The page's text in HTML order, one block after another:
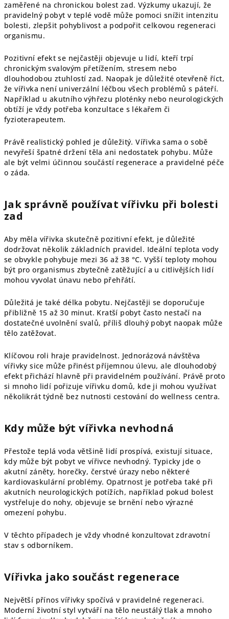
zaměřené na chronickou bolest zad. Výzkumy ukazují, že
pravidelný pobyt v teplé vodě může pomoci snížit intenzitu
bolesti, zlepšit pohyblivost a podpořit celkovou regeneraci
organismu.
Pozitivní efekt se nejčastěji objevuje u lidí, kteří trpí
chronickým svalovým přetížením, stresem nebo
dlouhodobou ztuhlostí zad. Naopak je důležité otevřeně říct,
že vířivka není univerzální léčbou všech problémů s páteří.
Například u akutního výhřezu ploténky nebo neurologických
obtíží je vždy potřeba konzultace s lékařem či
fyzioterapeutem.
Právě realistický pohled je důležitý. Vířivka sama o sobě
nevyřeší špatné držení těla ani nedostatek pohybu. Může
ale být velmi účinnou součástí regenerace a pravidelné péče
o záda.
Jak správně používat vířivku při bolesti
zad
Aby měla vířivka skutečně pozitivní efekt, je důležité
dodržovat několik základních pravidel. Ideální teplota vody
se obvykle pohybuje mezi 36 až 38 °C. Vyšší teploty mohou
být pro organismus zbytečně zatěžující a u citlivějších lidí
mohou vyvolat únavu nebo přehřátí.
Důležitá je také délka pobytu. Nejčastěji se doporučuje
přibližně 15 až 30 minut. Kratší pobyt často nestačí na
dostatečné uvolnění svalů, příliš dlouhý pobyt naopak může
tělo zatěžovat.
Klíčovou roli hraje pravidelnost. Jednorázová návštěva
vířivky sice může přinést příjemnou úlevu, ale dlouhodobý
efekt přichází hlavně při pravidelném používání. Právě proto
si mnoho lidí pořizuje vířivku domů, kde ji mohou využívat
několikrát týdně bez nutnosti cestování do wellness centra.
Kdy může být vířivka nevhodná
Přestože teplá voda většině lidí prospívá, existují situace,
kdy může být pobyt ve vířivce nevhodný. Typicky jde o
akutní záněty, horečky, čerstvé úrazy nebo některé
kardiovaskulární problémy. Opatrnost je potřeba také při
akutních neurologických potížích, například pokud bolest
vystřeluje do nohy, objevuje se brnění nebo výrazné
omezení pohybu.
V těchto případech je vždy vhodné konzultovat zdravotní
stav s odborníkem.
Vířivka jako součást regenerace
Největší přínos vířivky spočívá v pravidelné regeneraci.
Moderní životní styl vytváří na tělo neustálý tlak a mnoho